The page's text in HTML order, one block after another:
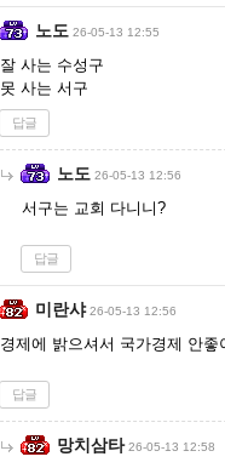
노도 26-05-13 12:55
잘 사는 수성구
못 사는 서구
답글
노도 26-05-13 12:56
서구는 교회 다니니?
답글
미란샤 26-05-13 12:56
경제에 밝으셔서 국가경제 안
답글
망치삼타 26-05-13 12:58